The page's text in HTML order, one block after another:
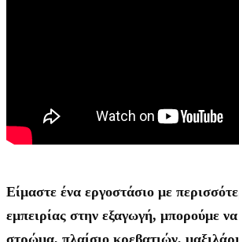
Είμαστε ένα εργοστάσιο με
εμπειρίας στην εξαγωγή, μπορούμε
στρώμα, πλαίσιο κρεβατιών,